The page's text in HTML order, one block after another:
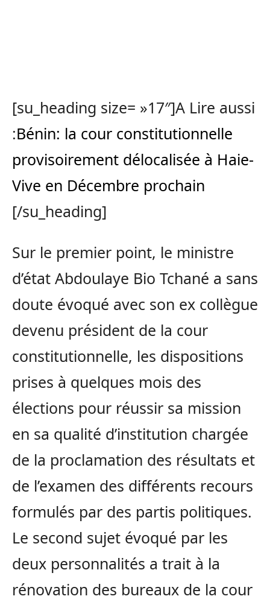
[su_heading size= »17″]A Lire aussi
:Bénin: la cour constitutionnelle
provisoirement délocalisée à Haie-
Vive en Décembre prochain
[/su_heading]
Sur le premier point, le ministre
d’état Abdoulaye Bio Tchané a sans
doute évoqué avec son ex collègue
devenu président de la cour
constitutionnelle, les dispositions
prises à quelques mois des
élections pour réussir sa mission
en sa qualité d’institution chargée
de la proclamation des résultats et
de l’examen des différents recours
formulés par des partis politiques.
Le second sujet évoqué par les
deux personnalités a trait à la
rénovation des bureaux de la cour